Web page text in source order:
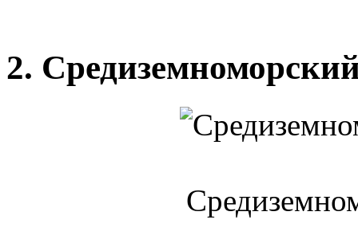
2.